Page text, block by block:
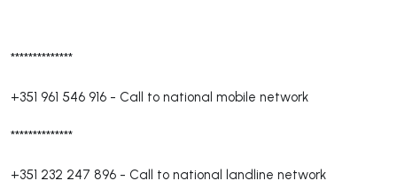
**************
+351 961 546 916 - Call to national mobile network
**************
+351 232 247 896 - Call to national landline network